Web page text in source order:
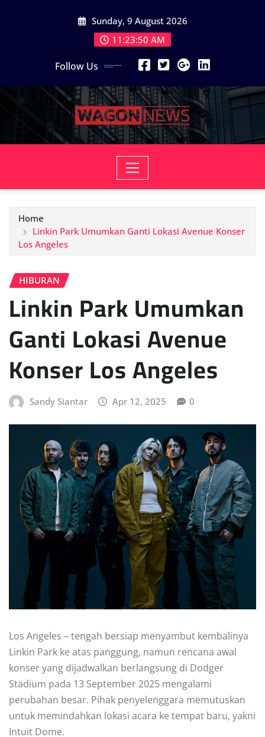
Sunday, 9 August 2026
11:23:52 AM
Follow Us
Home
Linkin Park Umumkan Ganti Lokasi Avenue Konser
Los Angeles
HIBURAN
Linkin Park Umumkan
Ganti Lokasi Avenue
Konser Los Angeles
Sandy Siantar Apr 12, 2025 0
Los Angeles – tengah bersiap menyambut kembalinya
Linkin Park ke atas panggung, namun rencana awal
konser yang dijadwalkan berlangsung di Dodger
Stadium pada 13 September 2025 mengalami
perubahan besar. Pihak penyelenggara memutuskan
untuk memindahkan lokasi acara ke tempat baru, yakni
Intuit Dome.